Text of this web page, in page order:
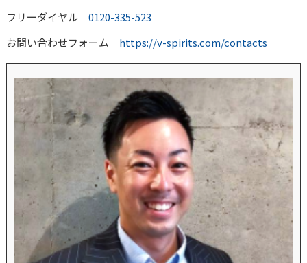
フリーダイヤル 0120-335-523
お問い合わせフォーム https://v-spirits.com/contacts